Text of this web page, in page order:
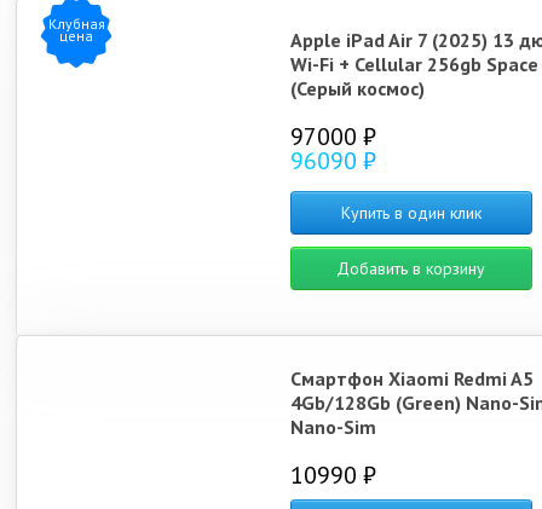
Клубная
цена
Apple iPad Air 7 (2025) 13
Wi-Fi + Cellular 256gb Space
(Серый космос)
97000 ₽
96090 ₽
Купить в один клик
Добавить в корзину
Смартфон Xiaomi Redmi A5
4Gb/128Gb (Green) Nano-
Nano-Sim
10990 ₽